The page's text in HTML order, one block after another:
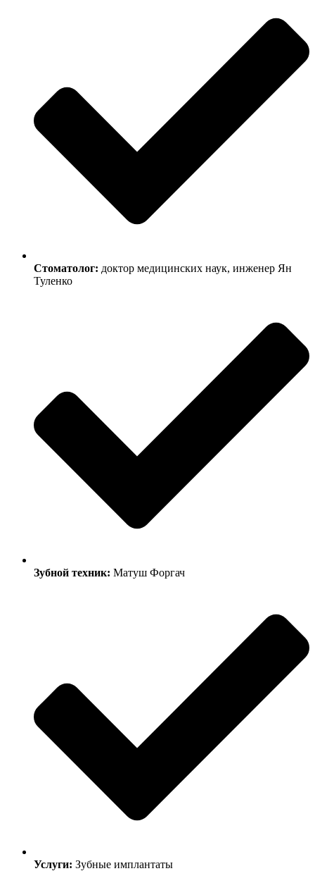
Стоматолог: доктор медицинских наук, инженер Ян
Туленко
Зубной техник: Матуш Форгач
Услуги: Зубные имплантаты